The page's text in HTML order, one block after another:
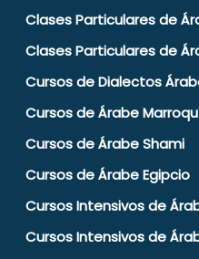
Clases Particulares de
Clases Particulares de
Cursos de Dialectos
Cursos de Árabe
Cursos de Árabe Shami
Cursos de Árabe Egipcio
Cursos Intensivos de
Cursos Intensivos de